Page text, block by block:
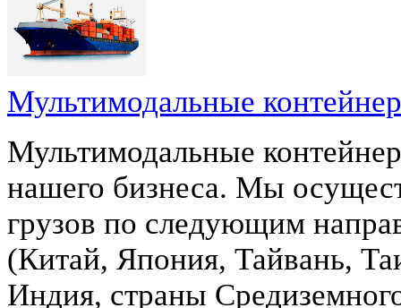
Мультимодальные
Мультимодальные
нашего бизнеса. Мы
грузов по следующим
(Китай, Япония, Тайвань,
Индия, страны